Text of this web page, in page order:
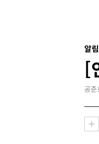
알림
[
공